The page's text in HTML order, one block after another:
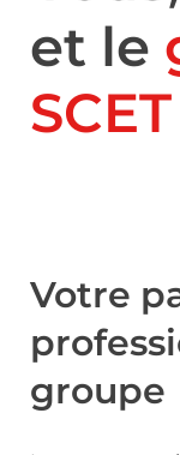
et le
SCET
Votre
groupe